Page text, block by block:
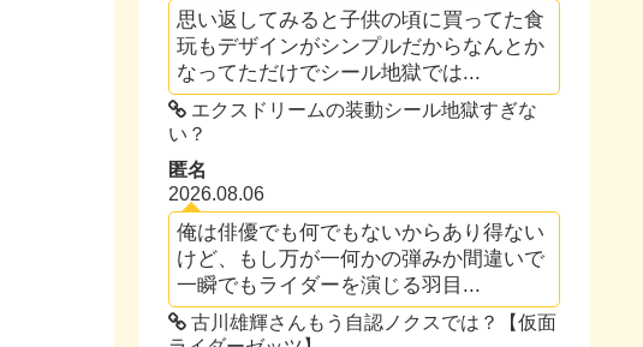
思い返してみると子供の頃に買ってた食
玩もデザインがシンプルだからなんとか
なってただけでシール地獄では...
エクスドリームの装動シール地獄すぎな
い？
匿名
2026.08.06
俺は俳優でも何でもないからあり得ない
けど、もし万が一何かの弾みか間違いで
一瞬でもライダーを演じる羽目...
古川雄輝さんもう自認ノクスでは？【仮面